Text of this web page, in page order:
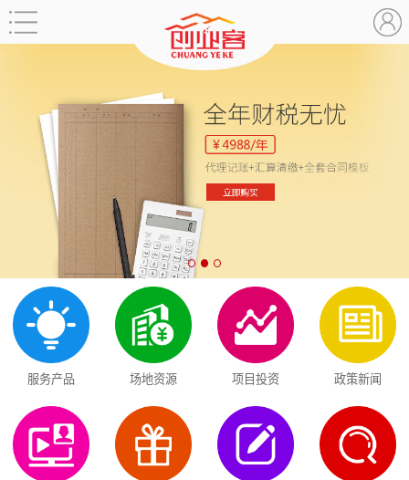
服务产品 场地资源 项目投资 政策新闻